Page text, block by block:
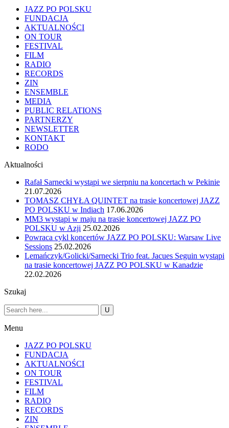
JAZZ PO POLSKU
FUNDACJA
AKTUALNOŚCI
ON TOUR
FESTIVAL
FILM
RADIO
RECORDS
ZIN
ENSEMBLE
MEDIA
PUBLIC RELATIONS
PARTNERZY
NEWSLETTER
KONTAKT
RODO
Aktualności
Rafał Sarnecki wystąpi we sierpniu na koncertach w Pekinie
21.07.2026
TOMASZ CHYŁA QUINTET na trasie koncertowej JAZZ
PO POLSKU w Indiach 17.06.2026
MM3 wystąpi w maju na trasie koncertowej JAZZ PO
POLSKU w Azji 25.02.2026
Powraca cykl koncertów JAZZ PO POLSKU: Warsaw Live
Sessions 25.02.2026
Lemańczyk/Golicki/Sarnecki Trio feat. Jacues Seguin wystąpi
na trasie koncertowej JAZZ PO POLSKU w Kanadzie
22.02.2026
Szukaj
Menu
JAZZ PO POLSKU
FUNDACJA
AKTUALNOŚCI
ON TOUR
FESTIVAL
FILM
RADIO
RECORDS
ZIN